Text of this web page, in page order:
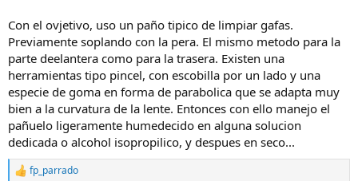
Con el ovjetivo, uso un paño tipico de limpiar gafas.
Previamente soplando con la pera. El mismo metodo para la
parte deelantera como para la trasera. Existen una
herramientas tipo pincel, con escobilla por un lado y una
especie de goma en forma de parabolica que se adapta muy
bien a la curvatura de la lente. Entonces con ello manejo el
pañuelo ligeramente humedecido en alguna solucion
dedicada o alcohol isopropilico, y despues en seco...
R
fp_parrado